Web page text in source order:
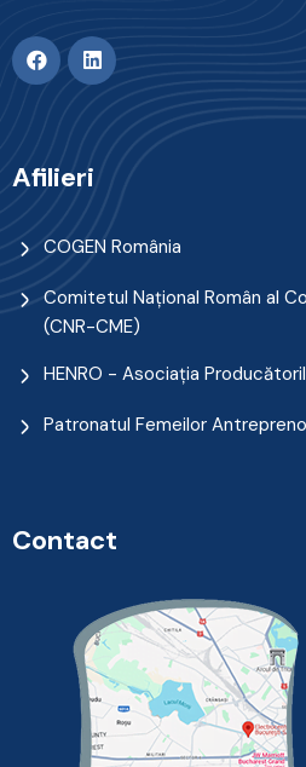
Afilieri
COGEN România
Comitetul Naţional Român al
(CNR-CME)
HENRO - Asociația
Patronatul Femeilor
Contact